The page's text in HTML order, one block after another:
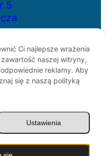
5
Ci najlepsze wrażenia
naszej witryny,
reklamy. Aby
się z naszą polityką
Ustawienia